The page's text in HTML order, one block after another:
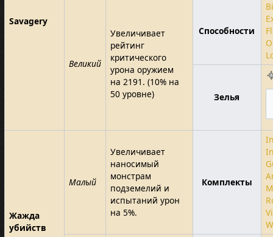
Savagery
Великий
Увеличивает
рейтинг
критического
урона оружием
на 2191. (10% на
50 уровне)
Способности
Зелья
Жажда
убийств
Малый
Увеличивает
наносимый
монстрам
подземелий и
испытаний урон
на 5%.
Комплекты